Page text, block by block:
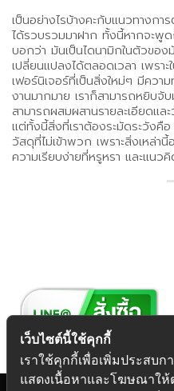
เป็นอย่างไรบ้างคะกับแนวทางกา
ได้รวบรวมมาฝาก ทั้งนี้หากจะ
บอกว่า มันเป็นไดนามิกในตัวของ
เปลี่ยนแปลงได้ตลอดเวลา เพรา
เฟอร์นิเจอร์ที่เป็นสิ่งใหม่ๆ มีคว
งานมากมาย เราก็สามารถหยิบจั
สามารถผสมผสานรายละเอียดแ
แต่ทั้งนี้สิ่งที่เราต้องระมัดระวังคื
วัสดุที่ไม่เข้าพวก เพราะสิ่งเหล่า
ความเรียบง่ายที่หรูหรา และแนว
เว็บไซต์นี้ใช้คุกกี้
เราใช้คุกกี้เพื่อเพิ่มประสบ
แสดงเนื้อหาและโฆษณาให้